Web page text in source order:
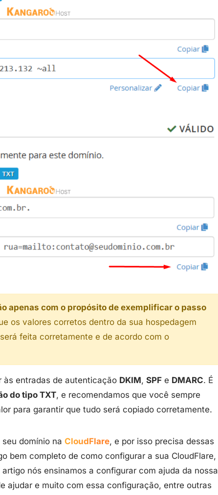
apenas com o propósito de exemplificar o passo
os valores corretos dentro da sua hospedagem
feita corretamente e de acordo com o
às entradas de autenticação DKIM, SPF e DMARC. É
do tipo TXT, e recomendamos que você sempre
para garantir que tudo será copiado corretamente.
domínio na CloudFlare, e por isso precisa dessas
bem completo de como configurar a sua CloudFlare,
artigo nós ensinamos a configurar com ajuda da nossa
ajudar e muito com essa configuração, entre outras